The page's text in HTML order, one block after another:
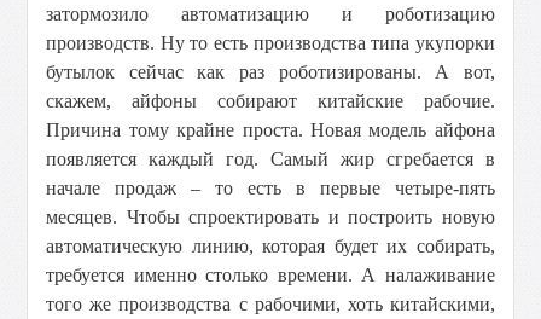
затормозило автоматизацию и роботизацию
производств. Ну то есть производства типа укупорки
бутылок сейчас как раз роботизированы. А вот,
скажем, айфоны собирают китайские рабочие.
Причина тому крайне проста. Новая модель айфона
появляется каждый год. Самый жир сгребается в
начале продаж – то есть в первые четыре-пять
месяцев. Чтобы спроектировать и построить новую
автоматическую линию, которая будет их собирать,
требуется именно столько времени. А налаживание
того же производства с рабочими, хоть китайскими,